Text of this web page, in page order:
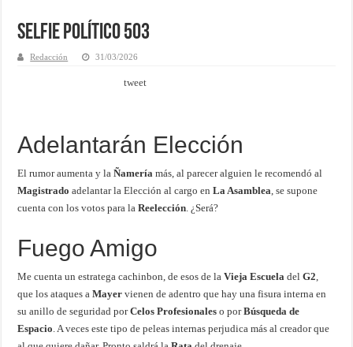
Selfie Político 503
Redacción 31/03/2026
tweet
Adelantarán Elección
El rumor aumenta y laÑameríamás, al parecer alguien le recomendó al
Magistradoadelantar la Elección al cargo enLa Asamblea , se supone
cuenta con los votos para laReelección . ¿Será?
Fuego Amigo
Me cuenta un estratega cachinbon, de esos de laVieja Escuela delG2
que los ataques aMayervienen de adentro que hay una fisura interna en
su anillo de seguridad porCelos Profesionales o porBúsqueda de
Espacio . A veces este tipo de peleas internas perjudica más al creador que